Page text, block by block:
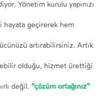
Yönetim kurulu yapınızı
hayata geçirerek hem
artırabilirsiniz. Artık
olduğu, hizmet ürettiği
değil. “çözüm ortağınız”